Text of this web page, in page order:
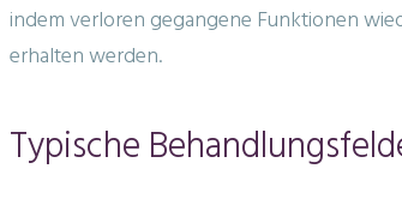
indem verloren gegangene Funktionen
erhalten werden.
Typische